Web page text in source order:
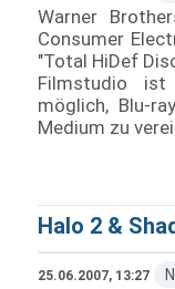
Warner
Consumer
"Total HiDef
Filmstudio
möglich, Blu-
Medium zu
Halo 2 &
25.06.2007, 13:27